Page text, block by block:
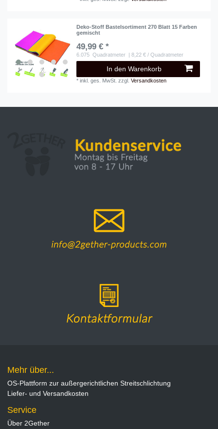
Deko-Stoff Bastelsortiment 270 Blatt 15 Farben
gemischt
49,99 € *
6.075 Quadratmeter | 8,22 € / Quadratmeter
In den Warenkorb
*inkl. ges. MwSt. zzgl.Versandkosten
Mehr über...
OS-Plattform zur außergerichtlichen Streitschlichtung
Liefer- und Versandkosten
Service
Über 2Gether